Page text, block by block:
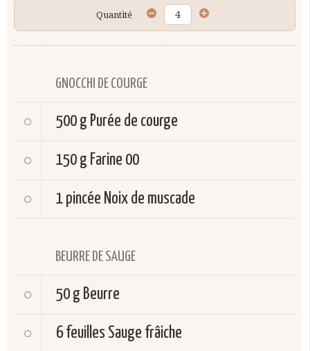
Quantité
GNOCCHI DE COURGE
500 g Purée de courge
150 g Farine 00
1 pincée Noix de muscade
BEURRE DE SAUGE
50 g Beurre
6 feuilles Sauge frâiche